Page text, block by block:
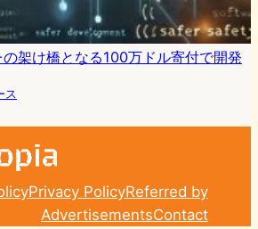
架け橋となる100万ドル寄付で開発
ス
Privacy PolicyReferred by
AdvertisementsContact